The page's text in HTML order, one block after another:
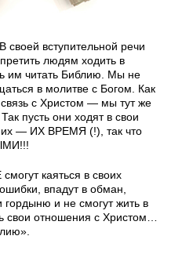
своей вступительной речи
людям ходить в
им читать Библию. Мы не
в молитве с Богом. Как
с Христом — мы тут же
пусть они ходят в свои
— ИХ ВРЕМЯ (!), так что
каяться в своих
впадут в обман,
и не смогут жить в
свои отношения с Христом…